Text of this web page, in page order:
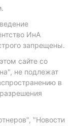
ИнА
запрещены.
сайте со
не подлежат
в
"Новости